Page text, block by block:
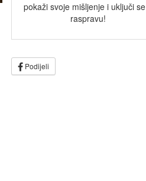
pokaži svoje mišljenje i uključi
raspravu!
Podijeli